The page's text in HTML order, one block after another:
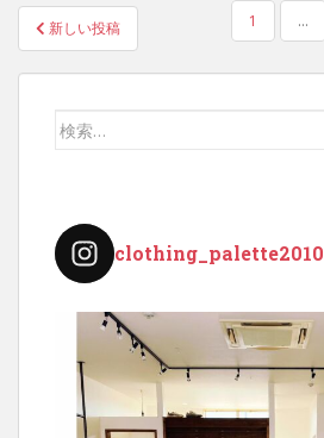
投
稿
の
新しい投稿 1 …
検
clothing_palette2010